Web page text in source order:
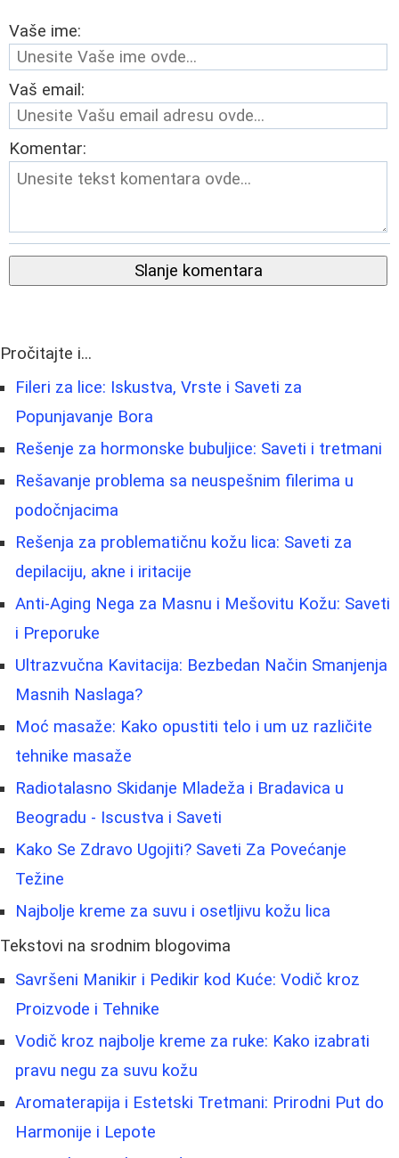
Vaše ime:
Vaš email:
Komentar:
Slanje komentara
Pročitajte i...
Fileri za lice: Iskustva, Vrste i Saveti za
Popunjavanje Bora
Rešenje za hormonske bubuljice: Saveti i tretmani
Rešavanje problema sa neuspešnim filerima u
podočnjacima
Rešenja za problematičnu kožu lica: Saveti za
depilaciju, akne i iritacije
Anti-Aging Nega za Masnu i Mešovitu Kožu: Saveti
i Preporuke
Ultrazvučna Kavitacija: Bezbedan Način Smanjenja
Masnih Naslaga?
Moć masaže: Kako opustiti telo i um uz različite
tehnike masaže
Radiotalasno Skidanje Mladeža i Bradavica u
Beogradu - Iscustva i Saveti
Kako Se Zdravo Ugojiti? Saveti Za Povećanje
Težine
Najbolje kreme za suvu i osetljivu kožu lica
Tekstovi na srodnim blogovima
Savršeni Manikir i Pedikir kod Kuće: Vodič kroz
Proizvode i Tehnike
Vodič kroz najbolje kreme za ruke: Kako izabrati
pravu negu za suvu kožu
Aromaterapija i Estetski Tretmani: Prirodni Put do
Harmonije i Lepote